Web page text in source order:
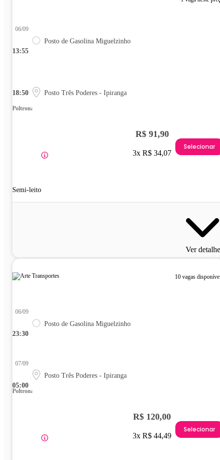
13:55
06/09
Posto de Gasolina Miguelzinho
18:50 Posto Três Poderes - Ipiranga
Poltrona
Semi-leito
R$ 91,90
3x R$ 34,07
Selecionar
Ver
10 vagas
23:30
06/09
Posto de Gasolina Miguelzinho
05:00
07/09
Posto Três Poderes - Ipiranga
Poltrona
R$ 120,00
3x R$ 44,49
Selecionar